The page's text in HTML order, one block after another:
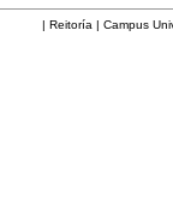
| Reitoría | Campus